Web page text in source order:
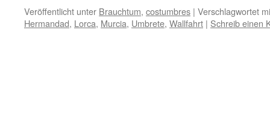
Veröffentlicht unter Brauchtum, costumbres | Verschlagwortet
Hermandad, Lorca, Murcia, Umbrete, Wallfahrt | Schreib einen